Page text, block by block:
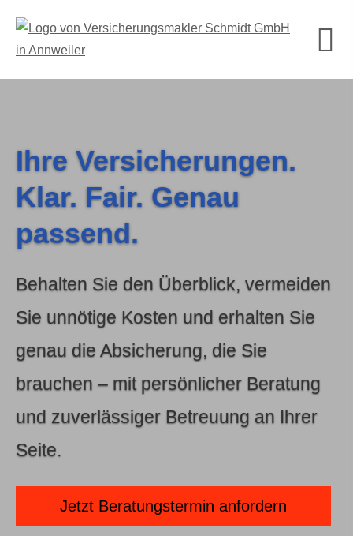
Ihre Versicherungen.
Klar. Fair. Genau
passend.
Behalten Sie den Überblick, vermeiden
Sie unnötige Kosten und erhalten Sie
genau die Absicherung, die Sie
brauchen – mit persönlicher Beratung
und zuverlässiger Betreuung an Ihrer
Seite.
Jetzt Beratungstermin anfordern